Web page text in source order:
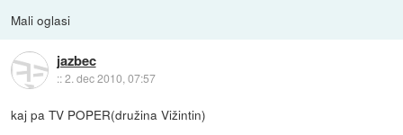
Mali oglasi
jazbec
::2. dec 2010, 07:57
kaj pa TV POPER(družina Vižintin)